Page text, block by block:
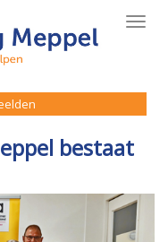
bestaat